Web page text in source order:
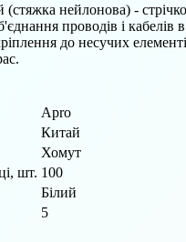
нейлонова) -
проводів і кабелів
до несучих
Apro
Китай
Хомут
шт. 100
Білий
5